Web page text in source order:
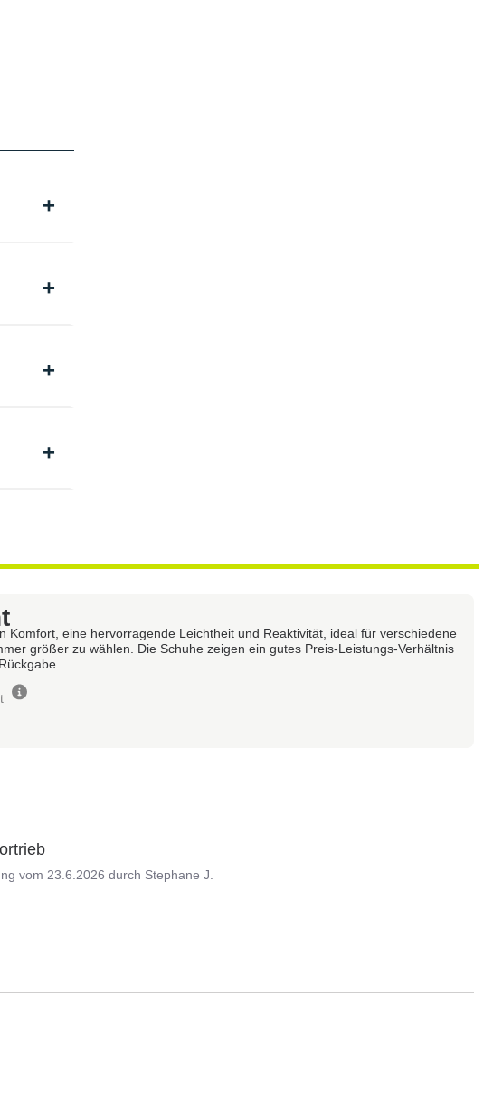
Komfort, eine hervorragende Leichtheit und Reaktivität, ideal für verschiedene
größer zu wählen. Die Schuhe zeigen ein gutes Preis-Leistungs-Verhältnis
vom 23.6.2026 durch Stephane J.